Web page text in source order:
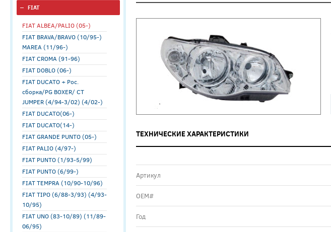
FIAT
FIAT ALBEA/PALIO (05-)
FIAT BRAVA/BRAVO (10/95-)
MAREA (11/96-)
FIAT CROMA (91-96)
FIAT DOBLO (06-)
FIAT DUCATO + Рос.
сборка/PG BOXER/ CT
JUMPER (4/94-3/02) (4/02-)
FIAT DUCATO(06-)
FIAT DUCATO(14-)
FIAT GRANDE PUNTO (05-)
FIAT PALIO (4/97-)
FIAT PUNTO (1/93-5/99)
FIAT PUNTO (6/99-)
FIAT TEMPRA (10/90-10/96)
FIAT TIPO (6/88-3/93) (4/93-
10/95)
FIAT UNO (83-10/89) (11/89-
06/95)
ТЕХНИЧЕСКИЕ ХАРАКТЕРИСТИКИ
Артикул
ОЕМ#
Год